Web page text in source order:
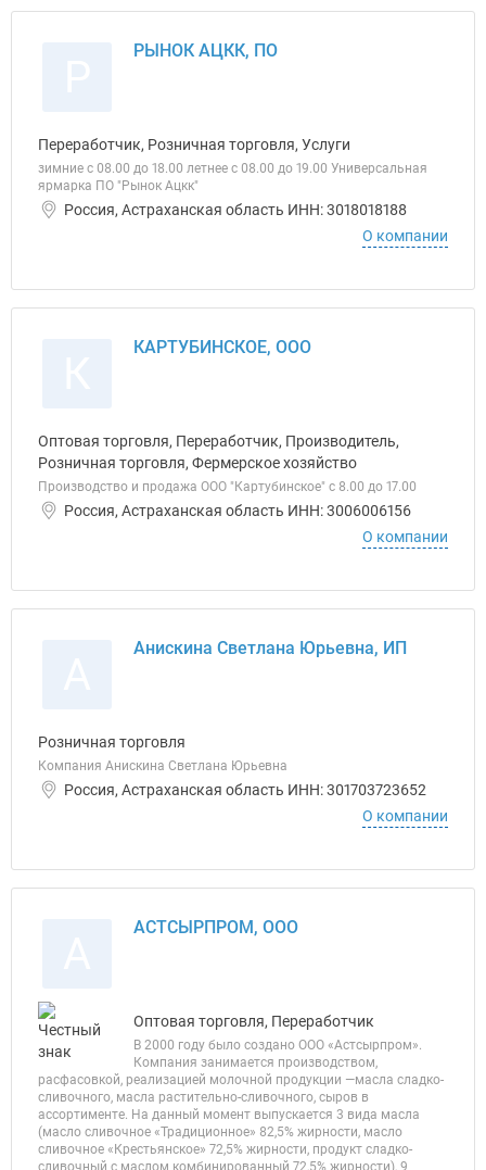
РЫНОК АЦКК, ПО
Переработчик, Розничная торговля, Услуги
зимние с 08.00 до 18.00 летнее с 08.00 до 19.00 Универсальная
ярмарка ПО "Рынок Ацкк"
Россия, Астраханская область ИНН: 3018018188
О компании
КАРТУБИНСКОЕ, ООО
Оптовая торговля, Переработчик, Производитель,
Розничная торговля, Фермерское хозяйство
Производство и продажа ООО "Картубинское" с 8.00 до 17.00
Россия, Астраханская область ИНН: 3006006156
О компании
Анискина Светлана Юрьевна, ИП
Розничная торговля
Компания Анискина Светлана Юрьевна
Россия, Астраханская область ИНН: 301703723652
О компании
АСТСЫРПРОМ, ООО
Оптовая торговля, Переработчик
В 2000 году было создано ООО «Астсырпром».
Компания занимается производством,
расфасовкой, реализацией молочной продукции —масла сладко-
сливочного, масла растительно-сливочного, сыров в
ассортименте. На данный момент выпускается 3 вида масла
(масло сливочное «Традиционное» 82,5% жирности, масло
сливочное «Крестьянское» 72,5% жирности, продукт сладко-
сливочный с маслом комбинированный 72,5% жирности), 9